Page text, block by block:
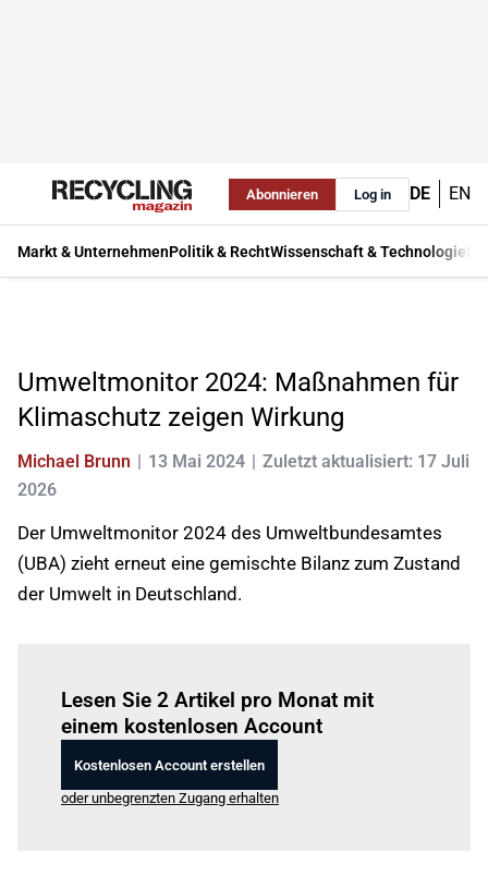
Abonnieren Log in DE EN
Markt & UnternehmenPolitik & RechtWissenschaft & Technologie
Umweltmonitor 2024: Maßnahmen für
Klimaschutz zeigen Wirkung
Michael Brunn 13 Mai 2024
Zuletzt aktualisiert: 17 Juli
2026
Der Umweltmonitor 2024 des Umweltbundesamtes
(UBA) zieht erneut eine gemischte Bilanz zum Zustand
der Umwelt in Deutschland.
Lesen Sie 2 Artikel pro Monat mit
einem kostenlosen Account
Kostenlosen Account erstellen
oder unbegrenzten Zugang erhalten